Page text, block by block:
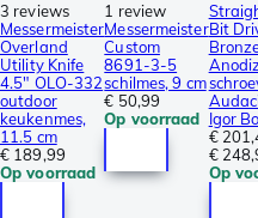
3 reviews
Messermeister
Overland
Utility Knife
4.5″ OLO-332
outdoor
keukenmes,
11.5 cm
€ 189,99
Op voorraad
1 review
Messermeister
Custom
8691-3-5
schilmes, 9 cm
€ 50,99
Op voorraad
Bit
Igor
€
€
Op